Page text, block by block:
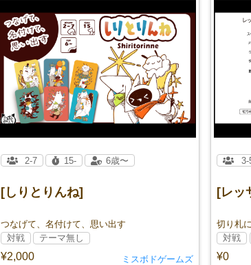
[しりとりんね]
つなげて、名付けて、思い出す
¥2,000
2-7 15- 6歳〜
対戦 テーマ無し
ミスボドゲームズ
[レッ
切り札
¥0
3-
対戦